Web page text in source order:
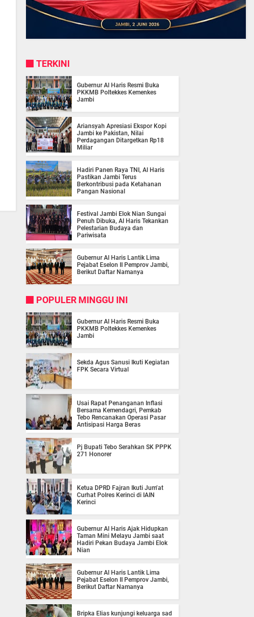
TERKINI
Gubernur Al Haris Resmi Buka
PKKMB Poltekkes Kemenkes
Jambi
Ariansyah Apresiasi Ekspor Kopi
Jambi ke Pakistan, Nilai
Perdagangan Ditargetkan Rp18
Miliar
Hadiri Panen Raya TNI, Al Haris
Pastikan Jambi Terus
Berkontribusi pada Ketahanan
Pangan Nasional
Festival Jambi Elok Nian Sungai
Penuh Dibuka, Al Haris Tekankan
Pelestarian Budaya dan
Pariwisata
Gubernur Al Haris Lantik Lima
Pejabat Eselon II Pemprov Jambi,
Berikut Daftar Namanya
POPULER MINGGU INI
Gubernur Al Haris Resmi Buka
PKKMB Poltekkes Kemenkes
Jambi
Sekda Agus Sanusi Ikuti Kegiatan
FPK Secara Virtual
Usai Rapat Penanganan Inflasi
Bersama Kemendagri, Pemkab
Tebo Rencanakan Operasi Pasar
Antisipasi Harga Beras
Pj Bupati Tebo Serahkan SK PPPK
271 Honorer
Ketua DPRD Fajran Ikuti Jum’at
Curhat Polres Kerinci di IAIN
Kerinci
Gubernur Al Haris Ajak Hidupkan
Taman Mini Melayu Jambi saat
Hadiri Pekan Budaya Jambi Elok
Nian
Gubernur Al Haris Lantik Lima
Pejabat Eselon II Pemprov Jambi,
Berikut Daftar Namanya
Bripka Elias kunjungi keluarga sad